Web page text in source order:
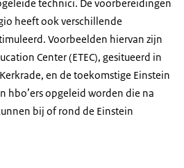
technici. De voorbereidingen
heeft ook verschillende
Voorbeelden hiervan zijn
Center (ETEC), gesitueerd in
en de toekomstige Einstein
hbo’ers opgeleid worden die na
bij of rond de Einstein